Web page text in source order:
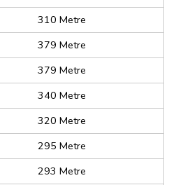
310 Metre
379 Metre
379 Metre
340 Metre
320 Metre
295 Metre
293 Metre